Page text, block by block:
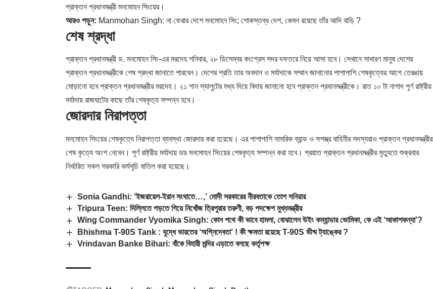
প্রাক্তন প্রধানমন্ত্রী মনমোহন সিংয়ের।
আরও পড়ুন: Manmohan Singh: না ফেরার দেশে মনমোহন সিং; শোকস্তব্ধ দেশ, কেমন রয়েছে তাঁর আদি বাড়ি ?
শেষ শ্রদ্ধা
প্রাক্তন প্রধানমন্ত্রী ড. মনমোহন সিং-এর মরদেহ শনিবার, ২৮ ডিসেম্বর কংগ্রেস সদর দফতরে নিয়ে আসা হবে। সেখানে সাধারণ মানুষ দেশের
প্রাক্তন প্রধানমন্ত্রীকে শেষ শ্রদ্ধা জানাতে পারবেন। দেশের প্রতি তার অবদান ও মর্যাদাকে সম্মান জানানোর পাশাপাশি শেষকৃত্যের আগে তেরঙায়
মোড়ানো হবে প্রাক্তন প্রধানমন্ত্রীর মরদেহ। ২১ গান স্যালুটের মধ্য দিয়ে বিদায় জানানো হবে প্রাক্তন প্রধানমন্ত্রীকে। রাত ১০ টা নাগাদ পূর্ণ রাষ্ট্রীয়
মর্যাদায় রাজঘাটের কাছে তাঁর শেষকৃত্য সম্পন্ন হবে।
জোরদার নিরাপত্তা
মনমোহন সিংয়ের শেষকৃত্যে নিরাপত্তা ব্যবস্থা জোরদার করা হয়েছে। এর পাশাপাশি সামরিক ব্যান্ড ও সশস্ত্র বাহিনীর সদস্যরাও প্রাক্তন প্রধানমন্ত্রীর
শেষ কৃত্যে অংশ নেবেন। পূর্ণ রাষ্ট্রীয় মর্যাদায় ডাঃ মনমোহন সিংয়ের শেষকৃত্য সম্পন্ন করা হবে। প্রয়াত প্রাক্তন প্রধানমন্ত্রীর মৃত্যুতে শুক্রবার
নির্ধারিত সকল সরকারি কর্মসূচি বাতিল করা হয়েছে।
Sonia Gandhi: ‘ইজরায়েল-ইরান সংঘাতে…,’ মোদী সরকারের নীরবতাকে তোপ সনিয়ার
Tripura Teen: দিল্লিতে পড়তে গিয়ে নিখোঁজ ত্রিপুরার তরুণী, বড় পদক্ষেপ মুখ্যমন্ত্রীর
Wing Commander Vyomika Singh: কোন পথে কী ভাবে হামলা, বোঝালেন উইং কম্যান্ডার ভোমিকা, কে এই ‘আকাশকন্যা’?
Bhishma T-90S Tank : যুদ্ধে ভারতের ‘অগ্নিদেবতা’ ! কী ক্ষমতা রয়েছে T-90S ভীষ্ম ট্যাঙ্কের ?
Vrindavan Banke Bihari: বাঁকে বিহারী মন্দির এড়াতে বলছে কর্তৃপক্ষ